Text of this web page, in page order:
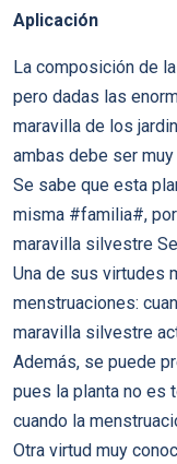
Aplicación
La composición de
pero dadas las
maravilla de los
ambas debe ser
Se sabe que esta
misma #familia#,
maravilla silvestre
Una de sus virtudes
menstruaciones:
maravilla silvestre
Además, se puede
pues la planta no es
cuando la
Otra virtud muy